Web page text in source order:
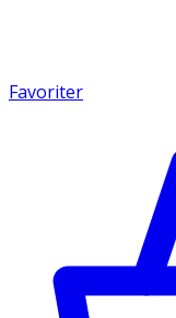
Favoriter